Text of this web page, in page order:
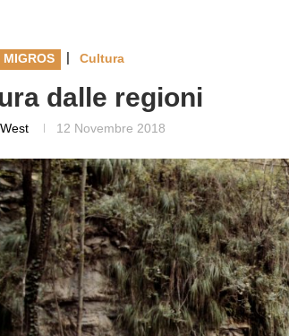
MIGROS | Cultura
dalle regioni
12 Novembre 2018